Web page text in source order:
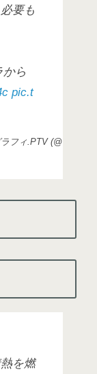
要も
ら
pic.t
フィ.PTV (@
を燃